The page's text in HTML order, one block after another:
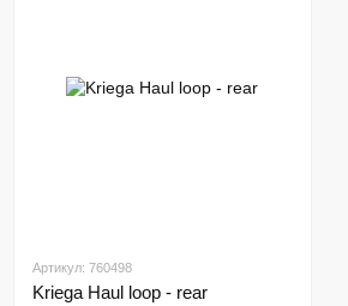
Артикул: 760498
Kriega Haul loop - rear